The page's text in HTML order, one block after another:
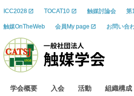
ICC2028 TOCAT10 触媒討論会 第
触媒OnTheWeb 会員My page お問い合
学会概要 入会 活動 組織構成